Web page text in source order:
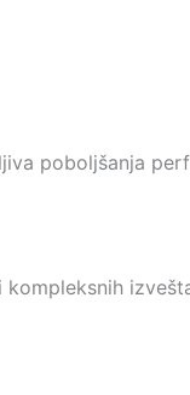
poboljšanja